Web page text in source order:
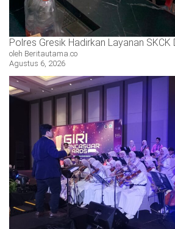
Polres Gresik Hadirkan Layanan SKCK
oleh Beritautama.co
Agustus 6, 2026